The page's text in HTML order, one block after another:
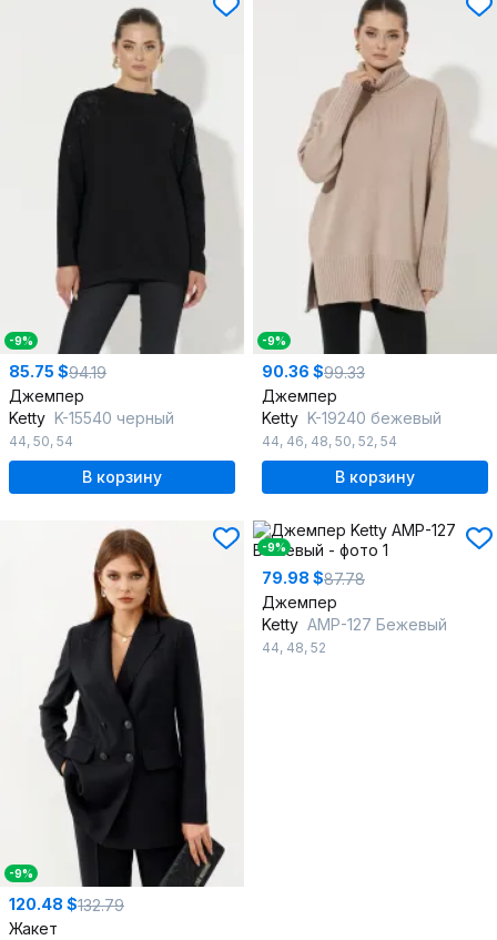
-9%
85.75 $94.19
Джемпер
Ketty K-15540 черный
44, 50, 54
В корзину
-9%
90.36 $99.33
Джемпер
Ketty K-19240 бежевый
44, 46, 48, 50, 52, 54
В корзину
-9%
120.48 $132.79
Жакет
-9%
79.98 $87.78
Джемпер
Ketty AMР-127 Бежевый
44, 48, 52